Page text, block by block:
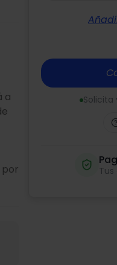
a
por
Solicita